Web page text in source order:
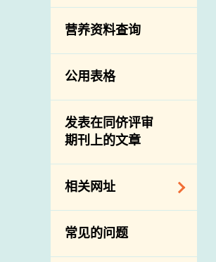
总膳食研究
有机食物
高风险食物
抗菌素耐药性
宰前检验
宰后检验
结果
屠房及肉类检验
主题项目
项目及活动
资讯平台
下载
公开比赛
营养资料查询
公用表格
发表在同侪评审
期刊上的文章
相关网址
相关政府部门／机
构
常见的问题